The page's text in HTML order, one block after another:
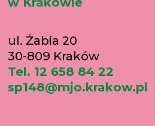
ul. Żabia 20
30-809 Kraków
Tel. 12 658 84 22
sp148@mjo.krakow.pl